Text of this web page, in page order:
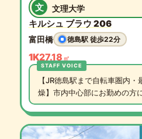
文 文理大学
キルシュ ブラウ 206
富田橋 徳島駅 徒歩22分
1K27.18 ㎡
【JR徳島駅まで自転車圏内
燥】市内中心部にお勤めの方